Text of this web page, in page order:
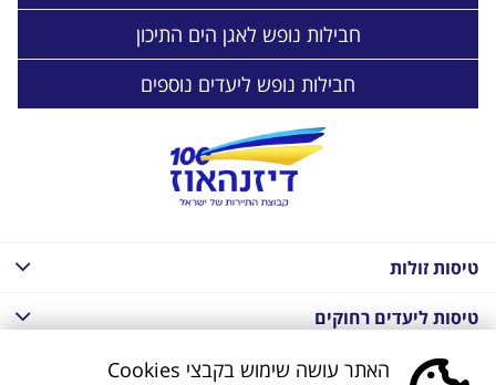
חבילות נופש לאגן הים התיכון
חבילות נופש ליעדים נוספים
טיסות זולות
טיסות ליעדים רחוקים
חבילות נופש בחו"ל
האתר עושה שימוש בקבצי Cookies